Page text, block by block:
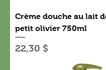
Crème douche au lait
petit olivier 750ml
Prix
22,30 $